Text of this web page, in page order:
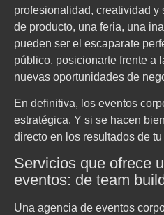
profesionalidad, creatividad y
de producto, una feria, una
pueden ser el escaparate
público, posicionarte frente a
nuevas oportunidades de
En definitiva, los eventos
estratégica. Y si se hacen
directo en los resultados de tu
Servicios que ofrece
eventos: de team
Una agencia de eventos